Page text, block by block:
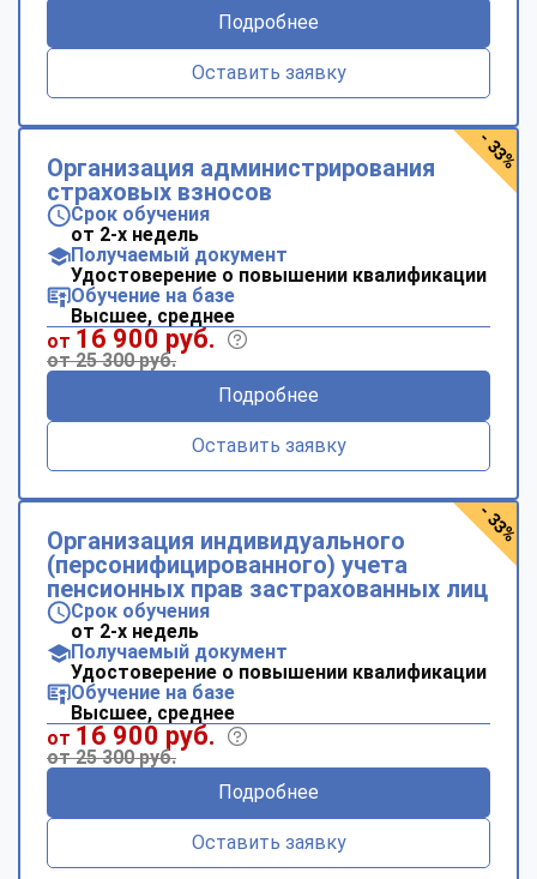
Подробнее
Оставить заявку
Организация администрирования
страховых взносов
Срок обучения
от 2-х недель
Получаемый документ
Удостоверение о повышении квалификации
Обучение на базе
Высшее, среднее
от 16 900 руб.
от 25 300 руб.
Подробнее
Оставить заявку
- 33%
Организация индивидуального
(персонифицированного) учета
пенсионных прав застрахованных лиц
Срок обучения
от 2-х недель
Получаемый документ
Удостоверение о повышении квалификации
Обучение на базе
Высшее, среднее
от 16 900 руб.
от 25 300 руб.
Подробнее
Оставить заявку
- 33%